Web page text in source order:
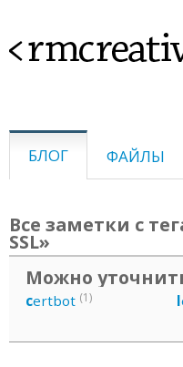
<rmcreative>
БЛОГ ФАЙЛЫ
Все заметки с
SSL»
Можно
certbot (1) l